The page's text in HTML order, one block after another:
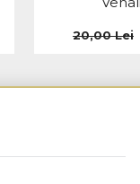
20,00 Lei